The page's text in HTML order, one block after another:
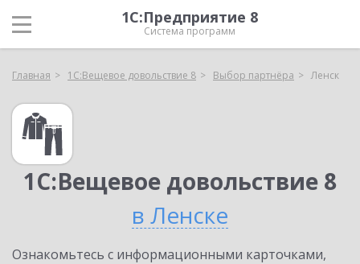
1С:Предприятие 8
Система программ
Главная 1С:Вещевое довольствие 8 Выбор партнёра Ленск
1С:Вещевое довольствие 8
в Ленске
Ознакомьтесь с информационными карточками,